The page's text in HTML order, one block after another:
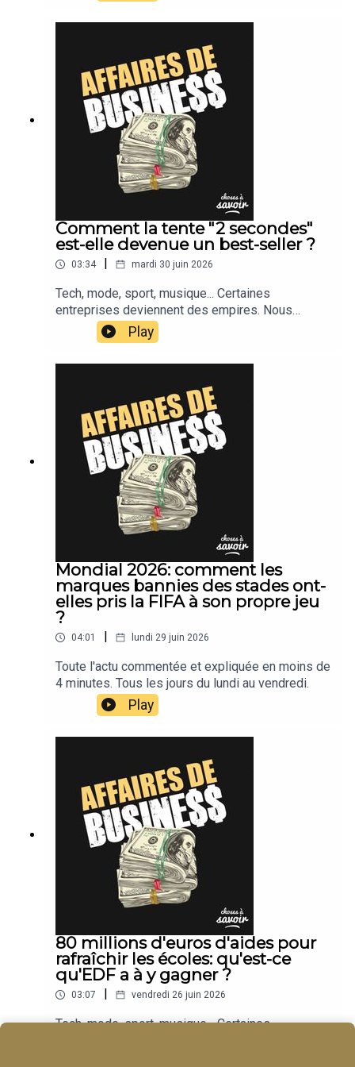
Comment la tente "2 secondes"
est-elle devenue un best-seller ?
03:34 | mardi 30 juin 2026
Tech, mode, sport, musique... Certaines
entreprises deviennent des empires. Nous
suivons leur actu.
Play
Mondial 2026: comment les
marques bannies des stades ont-
elles pris la FIFA à son propre jeu
?
04:01 lundi 29 juin 2026
Toute l'actu commentée et expliquée en moins de
4 minutes. Tous les jours du lundi au vendredi.
Play
80 millions d'euros d'aides pour
rafraîchir les écoles: qu'est-ce
qu'EDF a à y gagner ?
03:07 vendredi 26 juin 2026
Tech, mode, sport, musique... Certaines